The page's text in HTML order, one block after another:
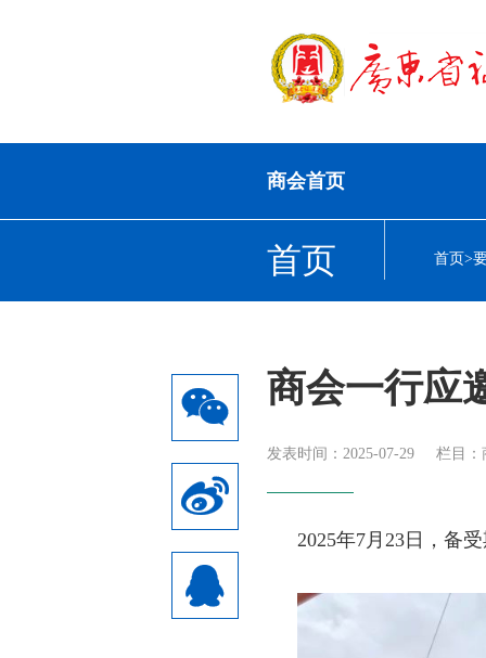
商会首页
首页 首页>
商会一行应
发表时间：2025-07-29 栏目：
2025年7月23日，备